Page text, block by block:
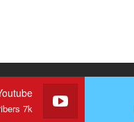
7k+